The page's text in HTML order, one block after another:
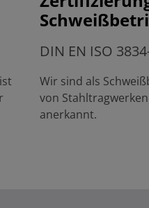
DIN EN ISO
Wir sind als
von Stahltragwerken
anerkannt.